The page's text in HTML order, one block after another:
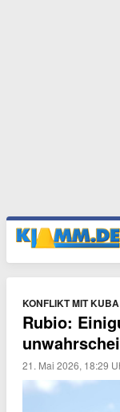
KONFLIKT MIT KUBA
Rubio:
21. Mai 2026, 18:29